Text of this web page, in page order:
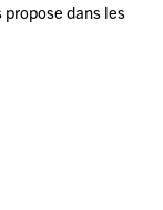
dans les